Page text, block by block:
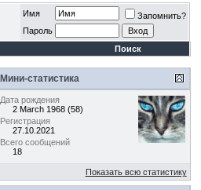
Имя
Запомнить?
Пароль
Поиск
Мини-статистика
Дата рождения
2 March 1968 (58)
Регистрация
27.10.2021
Всего сообщений
18
Показать всю статистику